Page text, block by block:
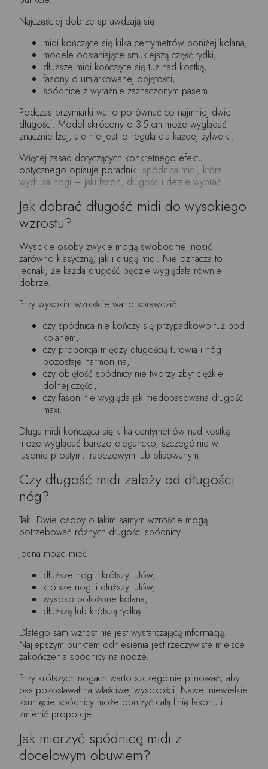
Najczęściej dobrze sprawdzają się:
midi kończące się kilka centymetrów poniżej kolana,
modele odsłaniające smuklejszą część łydki,
dłuższe midi kończące się tuż nad kostką,
fasony o umiarkowanej objętości,
spódnice z wyraźnie zaznaczonym pasem.
Podczas przymiarki warto porównać co najmniej dwie
długości. Model skrócony o 3-5 cm może wyglądać
znacznie lżej, ale nie jest to reguła dla każdej sylwetki.
Więcej zasad dotyczących konkretnego efektu
optycznego opisuje poradnik: spódnica midi, która
wydłuża nogi – jaki fason, długość i detale wybrać.
Jak dobrać długość midi do wysokiego
wzrostu?
Wysokie osoby zwykle mogą swobodniej nosić
zarówno klasyczną, jak i długą midi. Nie oznacza to
jednak, że każda długość będzie wyglądała równie
dobrze.
Przy wysokim wzroście warto sprawdzić:
czy spódnica nie kończy się przypadkowo tuż pod
kolanem,
czy proporcja między długością tułowia i nóg
pozostaje harmonijna,
czy objętość spódnicy nie tworzy zbyt ciężkiej
dolnej części,
czy fason nie wygląda jak niedopasowana długość
maxi.
Długa midi kończąca się kilka centymetrów nad kostką
może wyglądać bardzo elegancko, szczególnie w
fasonie prostym, trapezowym lub plisowanym.
Czy długość midi zależy od długości
nóg?
Tak. Dwie osoby o takim samym wzroście mogą
potrzebować różnych długości spódnicy.
Jedna może mieć:
dłuższe nogi i krótszy tułów,
krótsze nogi i dłuższy tułów,
wysoko położone kolana,
dłuższą lub krótszą łydkę.
Dlatego sam wzrost nie jest wystarczającą informacją.
Najlepszym punktem odniesienia jest rzeczywiste miejsce
zakończenia spódnicy na nodze.
Przy krótszych nogach warto szczególnie pilnować, aby
pas pozostawał na właściwej wysokości. Nawet niewielkie
zsunięcie spódnicy może obniżyć całą linię fasonu i
zmienić proporcje.
Jak mierzyć spódnicę midi z
docelowym obuwiem?